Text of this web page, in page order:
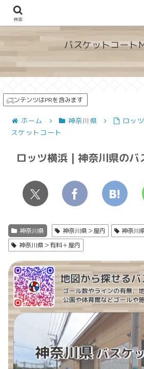
地図から探せる！穴場が見つかるバ
バスケットコート
コンテンツはPRを含みます
ホーム 神奈川県
ロッ
スケットコート
ロッツ横浜 | 神奈川県のバ
神奈川県 神奈川県＞屋内
神奈川
神奈川県＞有料＋屋内
検索